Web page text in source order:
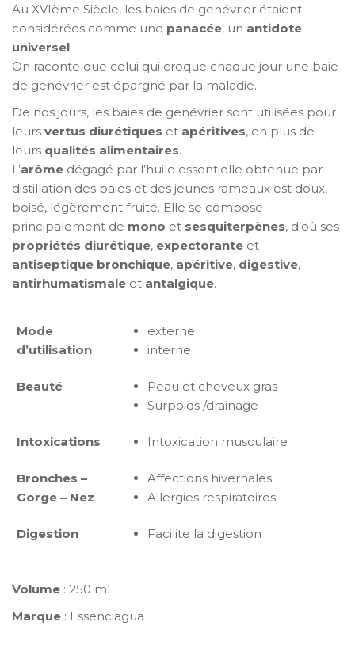
Au XVIème Siècle, les baies de genévrier étaient
considérées comme une panacée, un antidote
universel.
On raconte que celui qui croque chaque jour une baie
de genévrier est épargné par la maladie.
De nos jours, les baies de genévrier sont utilisées pour
leurs vertus diurétiques et apéritives, en plus de
leurs qualités alimentaires.
L’arôme dégagé par l’huile essentielle obtenue par
distillation des baies et des jeunes rameaux est doux,
boisé, légèrement fruité. Elle se compose
principalement de mono et sesquiterpènes, d’où ses
propriétés diurétique, expectorante et
antiseptique bronchique, apéritive, digestive,
antirhumatismale et antalgique.
Mode
d’utilisation
externe
interne
Beauté
Peau et cheveux gras
Surpoids /drainage
Intoxications Intoxication musculaire
Bronches –
Gorge – Nez
Affections hivernales
Allergies respiratoires
Digestion Facilite la digestion
Volume : 250 mL
Marque : Essenciagua